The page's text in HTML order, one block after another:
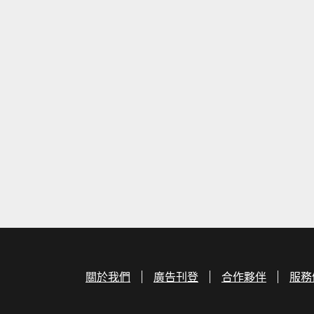
關於我們 廣告刊登 合作夥伴 服